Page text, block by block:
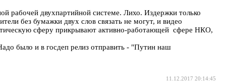
рабочей двухпартийной системе. Лихо. Издержки только
без бумажки двух слов связать не могут, и видео
сферу прикрывают активно-работающей сфере НКО,
было и в госдеп релиз отправить - "Путин наш
11.12.2017 20:14:45